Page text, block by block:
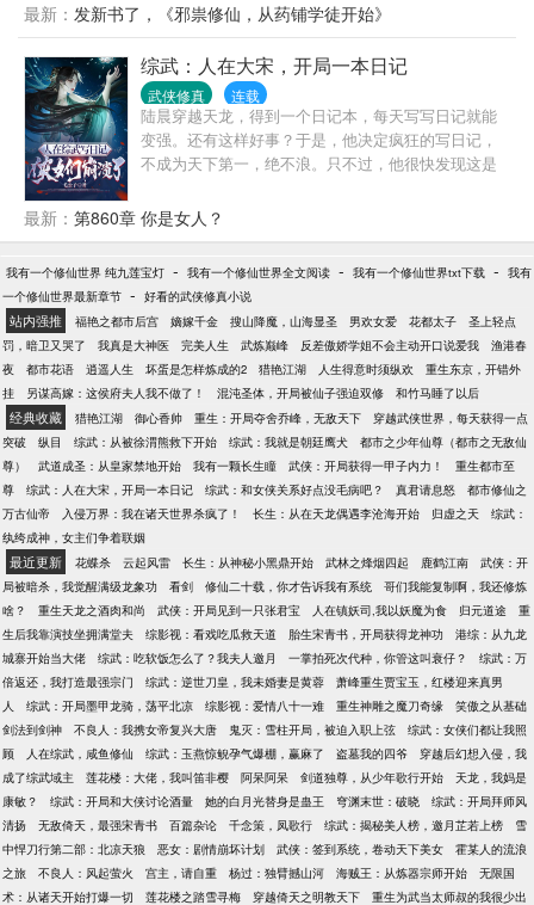
最新： 发新书了，《邪祟修仙，从药铺学徒开始》
综武：人在大宋，开局一本日记
武侠修真 连载
陆晨穿越天龙，得到一个日记本，每天写写日记就能
变强。还有这样好事？于是，他决定疯狂的写日记，
不成为天下第一，绝不浪。只不过，他很快发现这是
前。而她们似乎哪里有些不对。王语嫣不再钟情她的
表哥，小龙女与杨过成不了神雕侠侣，黄蓉更是没有
最新： 第860章 你是女人？
我有一个修仙世界 纯九莲宝灯 - 我有一个修仙世界全文阅读 - 我有一个修仙世界txt下载 - 我有
一个修仙世界最新章节 - 好看的武侠修真小说
站内强推 福艳之都市后宫 嫡嫁千金 搜山降魔，山海显圣 男欢女爱 花都太子
圣上轻点
罚，暗卫又哭了
我真是大神医 完美人生 武炼巅峰 反差傲娇学姐不会主动开口说爱我
渔港春
夜
都市花语 逍遥人生 坏蛋是怎样炼成的2 猎艳江湖 人生得意时须纵欢
重生东京，开错外
挂
另谋高嫁：这侯府夫人我不做了！ 混沌圣体，开局被仙子强迫双修 和竹马睡了以后
经典收藏 猎艳江湖 御心香帅 重生：开局夺舍乔峰，无敌天下
穿越武侠世界，每天获得一点
突破
纵目 综武：从被徐渭熊救下开始 综武：我就是朝廷鹰犬
都市之少年仙尊（都市之无敌仙
尊）
武道成圣：从皇家禁地开始 我有一颗长生瞳 武侠：开局获得一甲子内力！
重生都市至
尊
综武：人在大宋，开局一本日记 综武：和女侠关系好点没毛病吧？ 真君请息怒
都市修仙之
万古仙帝
入侵万界：我在诸天世界杀疯了！ 长生：从在天龙偶遇李沧海开始 归虚之天
综武：
纨绔成神，女主们争着联姻
最近更新 花蝶杀 云起风雷 长生：从神秘小黑鼎开始 武林之烽烟四起 鹿鹤江南
武侠：开
局被暗杀，我觉醒满级龙象功
看剑 修仙二十载，你才告诉我有系统
哥们我能复制啊，我还修炼
啥？
重生天龙之酒肉和尚 武侠：开局见到一只张君宝 人在镇妖司,我以妖魔为食 归元道途
重
生后我靠演技坐拥满堂夫
综影视：看戏吃瓜救天道 胎生宋青书，开局获得龙神功
港综：从九龙
城寨开始当大佬
综武：吃软饭怎么了？我夫人邀月 一掌拍死次代种，你管这叫衰仔？
综武：万
倍返还，我打造最强宗门
综武：逆世刀皇，我未婚妻是黄蓉
萧峰重生贾宝玉，红楼迎来真男
人
综武：开局墨甲龙骑，荡平北凉 综影视：爱情八十一难 重生神雕之魔刀奇缘
笑傲之从基础
剑法到剑神
不良人：我携女帝复兴大唐 鬼灭：雪柱开局，被迫入职上弦
综武：女侠们都让我照
顾
人在综武，咸鱼修仙 综武：玉燕惊鲵孕气爆棚，赢麻了 盗墓我的四爷
穿越后幻想入侵，我
成了综武域主
莲花楼：大佬，我叫笛非樱 阿呆阿呆 剑道独尊，从少年歌行开始
天龙，我妈是
康敏？
综武：开局和大侠讨论酒量 她的白月光替身是蛊王 穹渊末世：破晓
综武：开局拜师风
清扬
无敌倚天，最强宋青书 百篇杂论 千念策，凤歌行 综武：揭秘美人榜，邀月芷若上榜
雪
中悍刀行第二部：北凉天狼
恶女：剧情崩坏计划 武侠：签到系统，卷动天下美女
霍某人的流浪
之旅
不良人：风起萤火 宫主，请自重 杨过：独臂撼山河 海贼王：从炼器宗师开始
无限国
术：从诸天开始打爆一切
莲花楼之踏雪寻梅 穿越倚天之明教天下 重生为武当太师叔的我很少出